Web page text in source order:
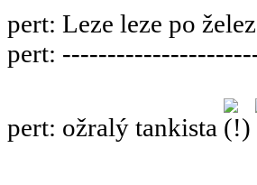
pert: Leze leze po
pert:
pert: ožralý tankista